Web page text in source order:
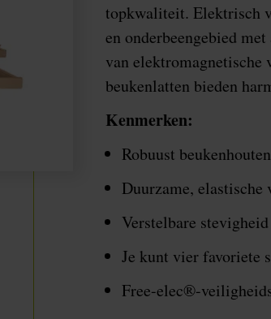
topkwaliteit. Elektrisch
en onderbeengebied
van elektromagnetische
beukenlatten bieden
Kenmerken:
Robuust
Duurzame, elastische
Verstelbare
Je kunt vier favoriete
Free-elec®-